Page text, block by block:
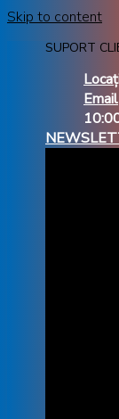
Skip to content
SUPORT
Email